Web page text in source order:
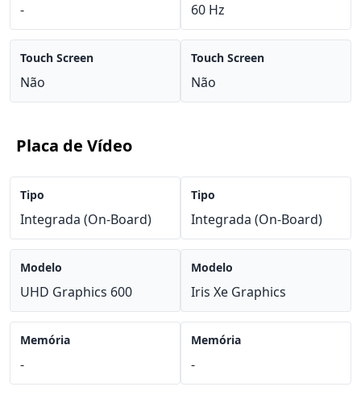
-
Touch Screen
Não
60 Hz
Touch Screen
Não
Placa de Vídeo
Tipo
Integrada (On-Board)
Modelo
UHD Graphics 600
Memória
-
Tipo
Integrada (On-Board)
Modelo
Iris Xe Graphics
Memória
-